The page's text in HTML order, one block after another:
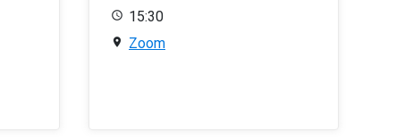
15:30
Zoom